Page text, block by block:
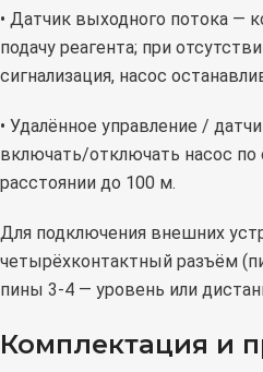
• Датчик выходного потока —
подачу реагента; при
сигнализация, насос
• Удалённое управление /
включать/отключать насос по
расстоянии до 100 м.
Для подключения внешних
четырёхконтактный разъём
пины 3-4 — уровень или
Комплектация и